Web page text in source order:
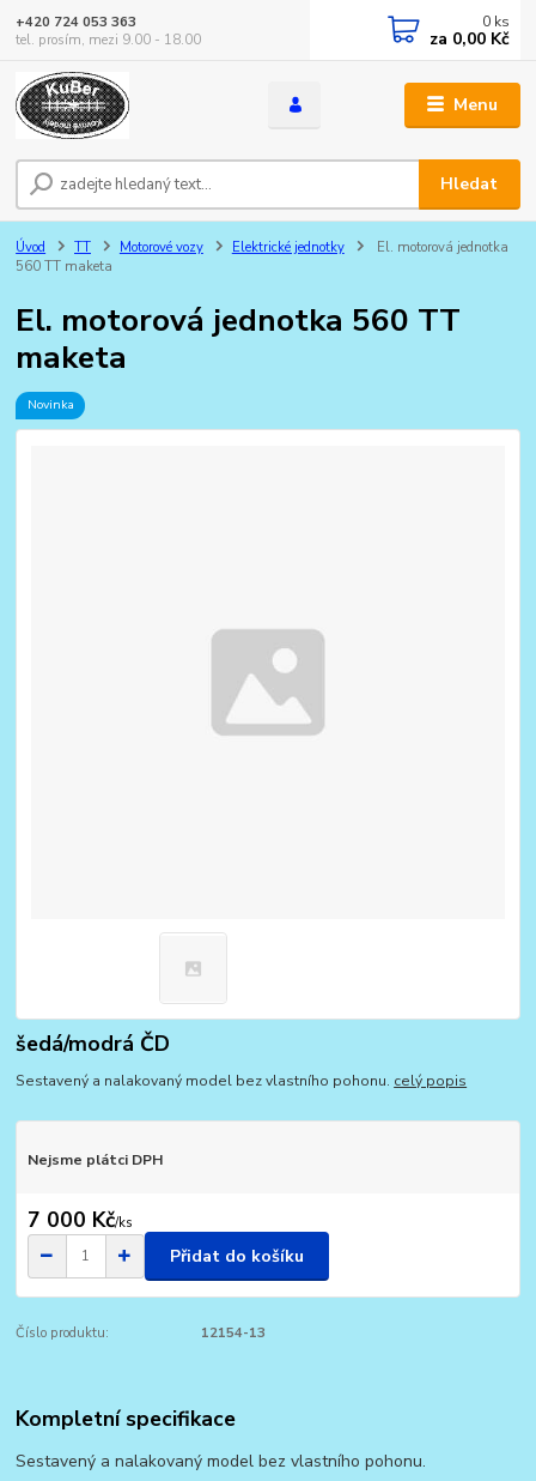
Menu
Hledat
+420 724 053 363
tel. prosím, mezi 9.00 - 18.00
0 ks
za 0,00 Kč
Úvod TT Motorové vozy Elektrické jednotky
El. motorová jednotka
560 TT maketa
El. motorová jednotka 560 TT
maketa
Novinka
šedá/modrá ČD
Sestavený a nalakovaný model bez vlastního pohonu. celý popis
Nejsme plátci DPH
7 000 Kč/ks
Přidat do košíku
Číslo produktu: 12154-13
Kompletní specifikace
Sestavený a nalakovaný model bez vlastního pohonu.